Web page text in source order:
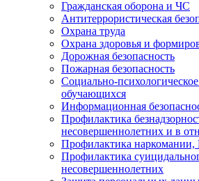
Гражданская оборона и ЧС
Антитеррористическая
Охрана труда
Охрана здоровья и
Дорожная безопасность
Пожарная безопасность
Социально-
обучающихся
Информационная
Профилактика
несовершеннолетних и в
Профилактика
Профилактика
несовершеннолетних